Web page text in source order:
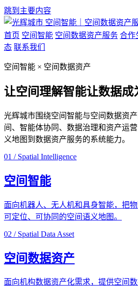
跳到主要内容
空间智能｜空间数据资产
首页 空间智能 空间数据资产服务 合作
态 联系我们
空间智能 × 空间数据资产
让空间理解智能让数据成
光辉城市围绕空间智能与空间数据资
间、智能体协同、数据治理和资产运
义地图到数据资产服务的系统能力。
01 / Spatial Intelligence
空间智能
面向机器人、无人机和具身智能，把
可定位、可协同的空间语义地图。
02 / Spatial Data Asset
空间数据资产
面向机构数据资产化需求，提供空间